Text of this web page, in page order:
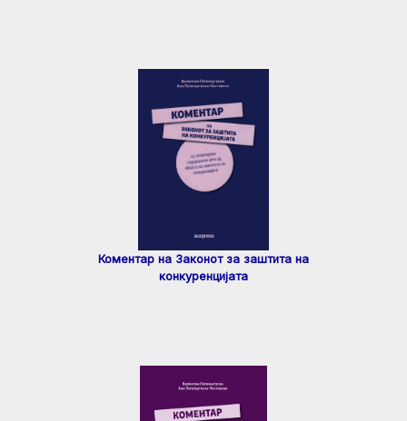
Коментар на Законот за заштита на
конкуренцијата